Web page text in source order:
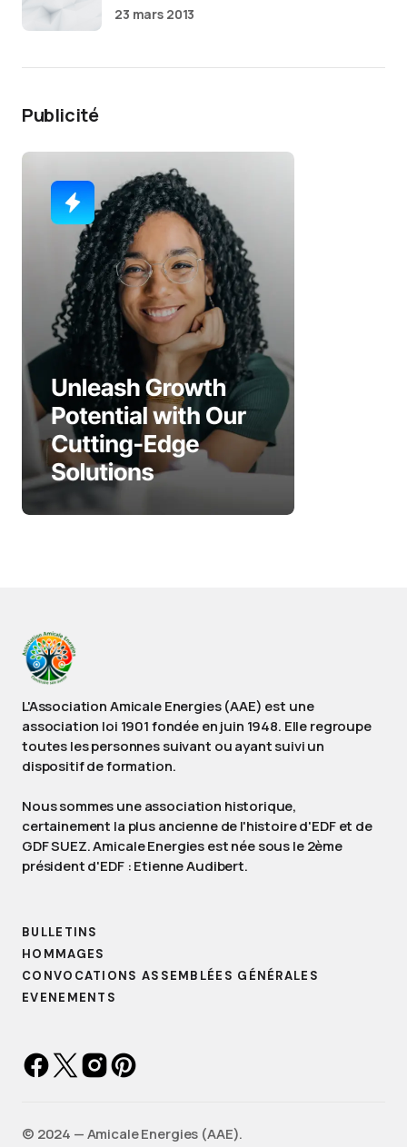
23 mars 2013
Publicité
L'Association Amicale Energies (AAE) est une
association loi 1901 fondée en juin 1948. Elle regroupe
toutes les personnes suivant ou ayant suivi un
dispositif de formation.
Nous sommes une association historique,
certainement la plus ancienne de l'histoire d'EDF et de
GDF SUEZ. Amicale Energies est née sous le 2ème
président d'EDF : Etienne Audibert.
BULLETINS
HOMMAGES
CONVOCATIONS ASSEMBLÉES GÉNÉRALES
EVENEMENTS
©️ 2024 — Amicale Energies (AAE).